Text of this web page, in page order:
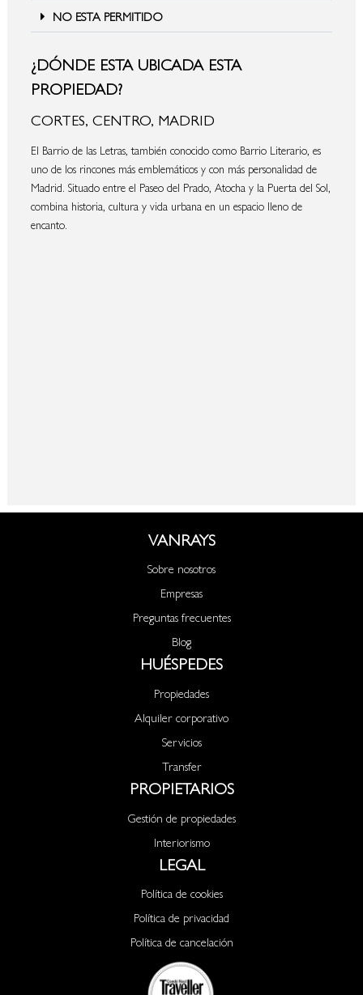
NO ESTA PERMITIDO
¿DÓNDE ESTA UBICADA ESTA
PROPIEDAD?
CORTES, CENTRO, MADRID
El Barrio de las Letras, también conocido como Barrio Literario, es
uno de los rincones más emblemáticos y con más personalidad de
Madrid. Situado entre el Paseo del Prado, Atocha y la Puerta del Sol,
combina historia, cultura y vida urbana en un espacio lleno de
encanto.
VANRAYS
Sobre nosotros
Empresas
Preguntas frecuentes
Blog
HUÉSPEDES
Propiedades
Alquiler corporativo
Servicios
Transfer
PROPIETARIOS
Gestión de propiedades
Interiorismo
LEGAL
Política de cookies
Política de privacidad
Política de cancelación